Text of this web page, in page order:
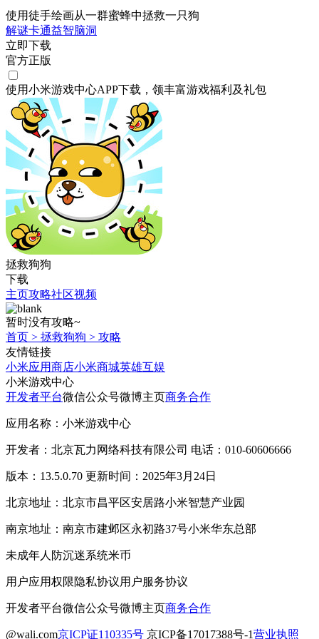
使用徒手绘画从一群蜜蜂中拯救一只狗
解谜卡通益智脑洞
立即下载
官方正版
使用小米游戏中心APP下载 ，领丰富游戏福利 及礼包
拯救狗狗
下载
主页攻略社区视频
暂时没有攻略~
首页 > 拯救狗狗 > 攻略
友情链接
小米应用商店小米商城英雄互娱
小米游戏中心
开发者平台微信公众号微博主页商务合作
应用名称：小米游戏中心
开发者：北京瓦力网络科技有限公司 电话：010-60606666
版本：13.5.0.70 更新时间：2025年3月24日
北京地址：北京市昌平区安居路小米智慧产业园
南京地址：南京市建邺区永初路37号小米华东总部
未成年人防沉迷系统米币
用户应用权限隐私协议用户服务协议
开发者平台微信公众号微博主页商务合作
@wali.com京ICP证110335号 京ICP备17017388号-1营业执照